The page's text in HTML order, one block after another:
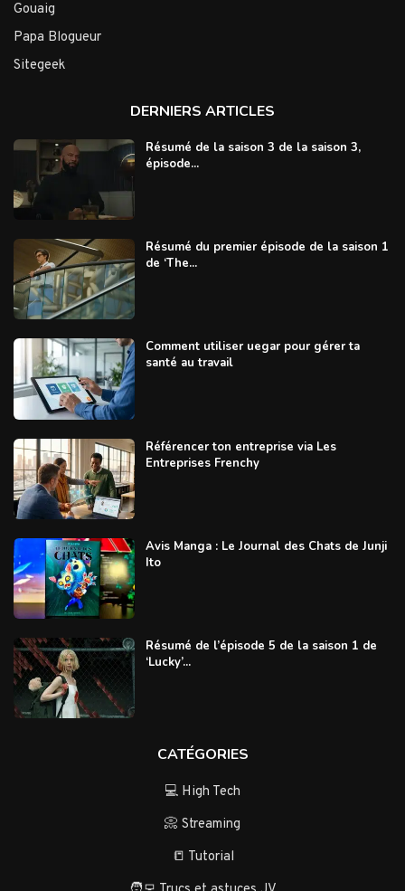
Gouaig
Papa Blogueur
Sitegeek
DERNIERS ARTICLES
Résumé de la saison 3 de la saison 3,
épisode...
Résumé du premier épisode de la saison 1
de ‘The...
Comment utiliser uegar pour gérer ta
santé au travail
Référencer ton entreprise via Les
Entreprises Frenchy
Avis Manga : Le Journal des Chats de Junji
Ito
Résumé de l’épisode 5 de la saison 1 de
‘Lucky’...
CATÉGORIES
💻 High Tech
📀 Streaming
📒 Tutorial